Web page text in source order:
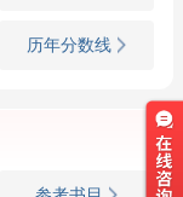
历年分数线